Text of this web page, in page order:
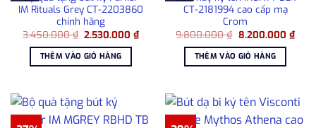
IM Rituals Grey CT-2203860
chính hãng
3.450.000₫ Giá
là:
3.450.000 ₫.
2.530.000₫Giá
hiện
2.530.000 ₫.
THÊM VÀO GIỎ HÀNG
CT-2181994 cao cấp mạ
Crom
9.800.000₫ Giá
là:
9.800.000 ₫.
8.200.000 ₫Giá
hiện
THÊM VÀO GIỎ HÀNG